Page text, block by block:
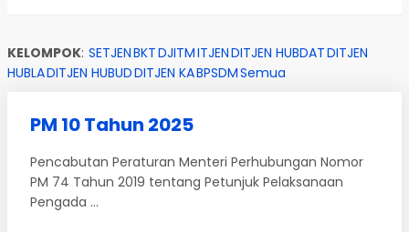
KELOMPOK: SETJENBKTDJITMITJENDITJEN HUBDATDITJEN
HUBLADITJEN HUBUDDITJEN KABPSDMSemua
PM 10 Tahun 2025
Pencabutan Peraturan Menteri Perhubungan Nomor
PM 74 Tahun 2019 tentang Petunjuk Pelaksanaan
Pengada ...